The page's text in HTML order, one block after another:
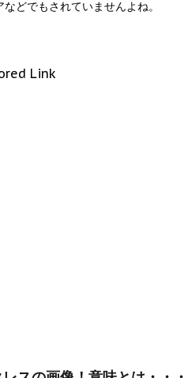
どでもされていませんよね。
Link